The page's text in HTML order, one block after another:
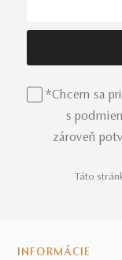
*Chcem sa
s
zároveň
Táto
INFORMÁCIE